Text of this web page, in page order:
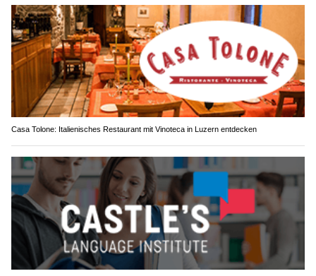
Casa Tolone: Italienisches Restaurant mit Vinoteca in Luzern entdecken